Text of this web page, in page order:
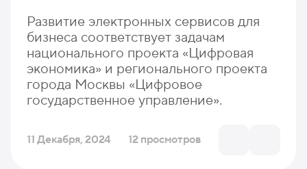
Развитие электронных сервисов для
бизнеса соответствует задачам
национального проекта «Цифровая
экономика» и регионального проекта
города Москвы «Цифровое
государственное управление».
11 Декабря, 2024 12 просмотров